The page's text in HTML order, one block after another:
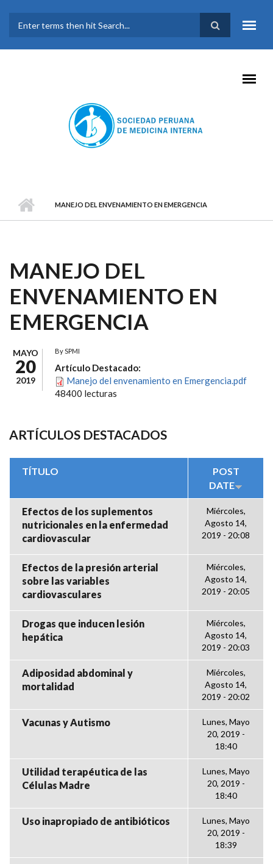
FORMULARIO DE
BÚSQUEDA
MANEJO DEL ENVENAMIENTO EN EMERGENCIA
MANEJO DEL
ENVENAMIENTO EN
EMERGENCIA
MAYO
20
2019
BySPMI
Artículo Destacado:
Manejo del envenamiento en Emergencia.pdf
48400 lecturas
ARTÍCULOS DESTACADOS
TÍTULO
POST
DATE
Efectos de los suplementos
nutricionales en la enfermedad
cardiovascular
Miércoles,
Agosto 14,
2019 - 20:08
Efectos de la presión arterial
sobre las variables
cardiovasculares
Miércoles,
Agosto 14,
2019 - 20:05
Drogas que inducen lesión
hepática
Miércoles,
Agosto 14,
2019 - 20:03
Adiposidad abdominal y
mortalidad
Miércoles,
Agosto 14,
2019 - 20:02
Vacunas y Autismo
Lunes, Mayo
20, 2019 -
18:40
Utilidad terapéutica de las
Células Madre
Lunes, Mayo
20, 2019 -
18:40
Uso inapropiado de antibióticos
Lunes, Mayo
20, 2019 -
18:39